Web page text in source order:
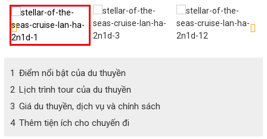
1 Điểm nổi bật của du thuyền
2 Lịch trình tour của du thuyền
3 Giá du thuyền, dịch vụ và chính sách
4 Thêm tiện ích cho chuyến đi